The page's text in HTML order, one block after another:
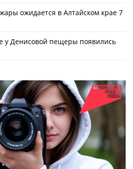
ожидается в Алтайском крае 7
у Денисовой пещеры появились